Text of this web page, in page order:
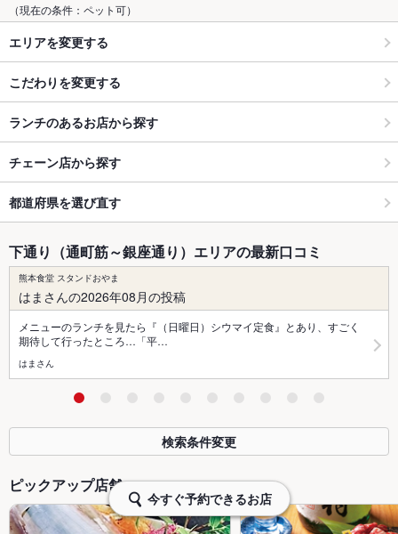
（現在の条件：ペット可）
エリアを変更する
こだわりを変更する
ランチのあるお店から探す
チェーン店から探す
都道府県を選び直す
下通り（通町筋～銀座通り）エリアの最新口コミ
熊本食堂 スタンドおやま
はまさんの2026年08月の投稿
メニューのランチを見たら『（日曜日）シウマイ定食』とあり、すごく
期待して行ったところ…「平…
はまさん
検索条件変更
ピックアップ店舗
今すぐ予約できるお店